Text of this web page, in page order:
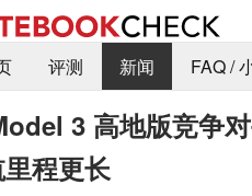
评测 新闻 FAQ /
3 高地版竞争
程更长